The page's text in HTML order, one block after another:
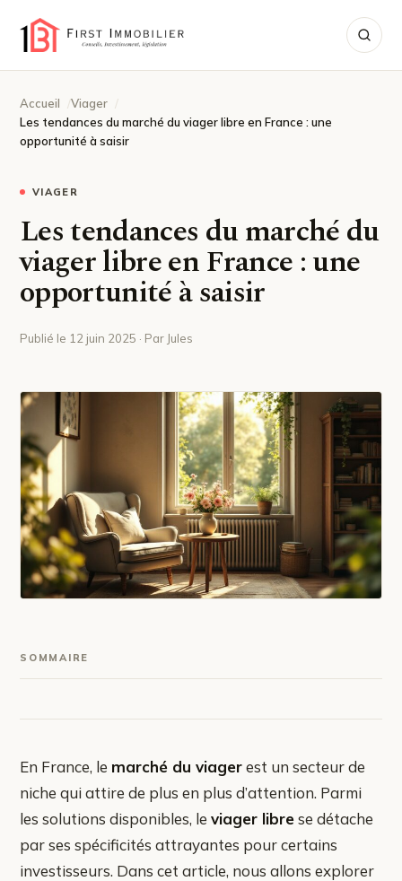
Accueil
Viager
Les tendances du marché du viager libre en France : une
opportunité à saisir
VIAGER
Les tendances du marché du
viager libre en France : une
opportunité à saisir
Publié le 12 juin 2025 · Par Jules
SOMMAIRE
En France, le marché du viagerest un secteur de
niche qui attire de plus en plus d’attention. Parmi
les solutions disponibles, le viager librese détache
par ses spécificités attrayantes pour certains
investisseurs. Dans cet article, nous allons explorer